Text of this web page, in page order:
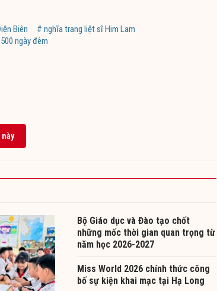
Biên
# nghĩa trang liệt sĩ Him Lam
ngày đêm
này
Bộ Giáo dục và Đào tạo chốt
những mốc thời gian quan trọng từ
năm học 2026-2027
Miss World 2026 chính thức công
bố sự kiện khai mạc tại Hạ Long